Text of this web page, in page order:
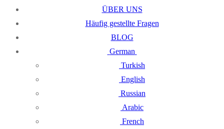
ÜBER UNS
Häufig gestellte Fragen
BLOG
German
Turkish
English
Russian
Arabic
French